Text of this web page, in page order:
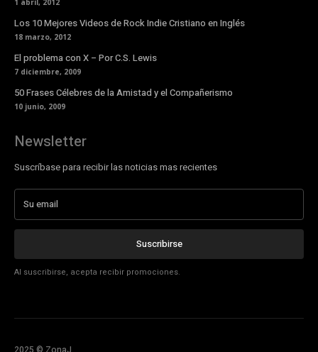
Los 10 Mejores Videos de Rock Indie Cristiano en Inglés
18 marzo, 2012
El problema con X – Por C.S. Lewis
7 diciembre, 2009
50 Frases Célebres de la Amistad y el Compañerismo
10 junio, 2009
Newsletter
Suscríbase para recibir las noticias mas recientes
Suscribirse
Al suscribirse, acepta recibir promociones.